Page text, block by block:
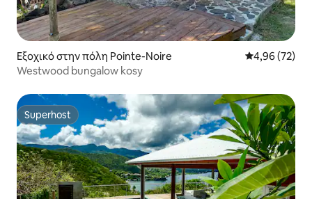
Εξοχικό στην πόλη Pointe-Noire Μέση
4,96 (72)
Westwood bungalow kosy
Superhost
Superhost